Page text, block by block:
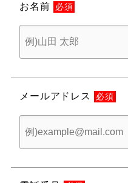
お名前 必須
メールアドレス 必須